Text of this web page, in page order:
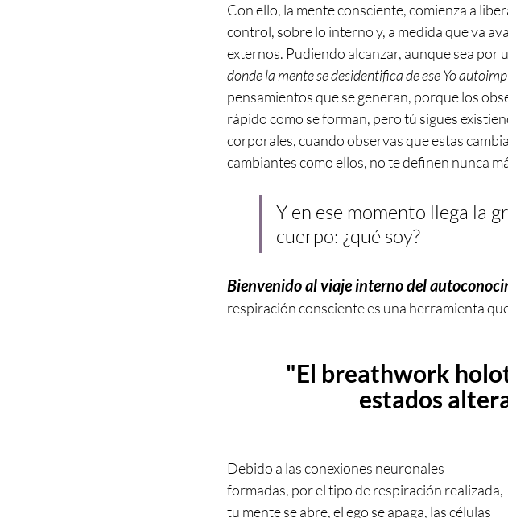
Con ello, la mente consciente, comienza a
control, sobre lo interno y, a medida que va
externos. Pudiendo alcanzar, aunque sea por
donde la mente se desidentifica de ese Yo
pensamientos que se generan, porque los
rápido como se forman, pero tú sigues
corporales, cuando observas que estas
cambiantes como ellos, no te definen nunca
Y en ese momento llega la
cuerpo: ¿qué soy?
Bienvenido al viaje interno del
respiración consciente es una herramienta
"El breathwork
estados
Debido a las conexiones neuronales
formadas, por el tipo de respiración realizada,
tu mente se abre, el ego se apaga, las células